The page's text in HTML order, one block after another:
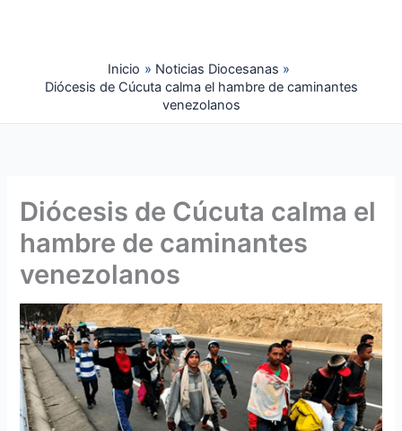
Inicio
Noticias Diocesanas
Diócesis de Cúcuta calma el hambre de caminantes
venezolanos
Diócesis de Cúcuta calma el
hambre de caminantes
venezolanos